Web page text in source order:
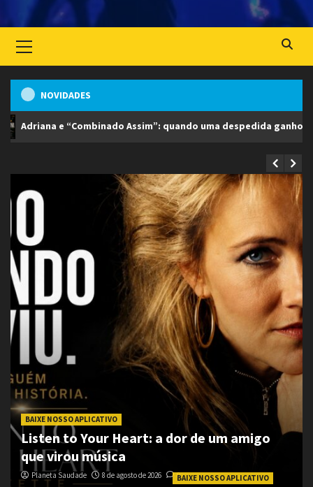
Menu
NOVIDADES
Assim”: quando uma despedida ganhou voz, músicos de
BAIXE NOSSO APLICATIVO
Listen to Your Heart: a dor de um amigo
que virou música
Planeta Saudade 8 de agosto de 2026 0BAIXE NOSSO APLICATIVO